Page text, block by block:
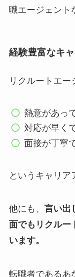
職エージェント
経験豊富なキ
リクルートエ
熱意があっ
対応が早く
面接が丁寧
というキャリア
他にも、 言い出
面でもリクルー
います。
転職者であるあ